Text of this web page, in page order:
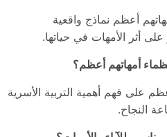
أعظم نماذج واقعية
أثر الأمهات في حياتها.
أمهاتهم أعظم؟
على فهم أهمية التربية الأسرية
النجاح.